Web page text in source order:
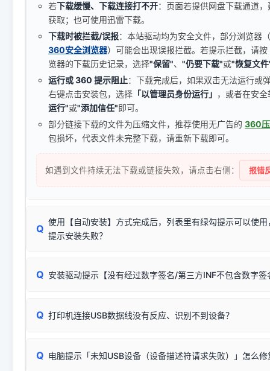
若下载缓慢、下载连接打不开：页面若提供网盘下载通道
获取；也可使用迅雷下载。
下载时被拦截/误报：本站驱动均为安全文件，部分浏览器
360安全浏览器）可能会出现误报拦截。若提示拦截，请按
览器的下载历史记录，选择"保留"、 "仍要下载"或"恢复文
运行或 360 提示阻止：下载完成后，如果双击无法运行或
右键点击安装包，选择 「以管理员身份运行」 ，或者在安
运行"或"添加信任"即可。
部分链接下载的文件为压缩文件，推荐使用无广告的 360
包损坏，代表文件未完整下载，请重新下载即可。
如遇到文件持续无法下载或链接失效，请点击右侧： 报错
Q
使用【自动安装】方式完成后，列表里有绿勾提示可以使
提示安装失败？
由于本站驱动包集成了32位和64位驱动，自动安装程序在运
✔ 可以使用了
：代表与您当
（被自动跳过），并不影响正
Q 安装驱动提示【没有经过数字签名/第三方INF不包含数字
往往会弹出此类提示。
系统（如 Win10/Win11 最新版）已彻底不再识别老旧驱
致安装失败。请尝试以下方案：
Q 打印机连接USB数据线没有反应、识别不到设备？
首先确认打印机电源已开启，USB数据线两端已完全插紧；
Q 电脑提示「未知USB设备（设备描述符请求失败）」怎么修